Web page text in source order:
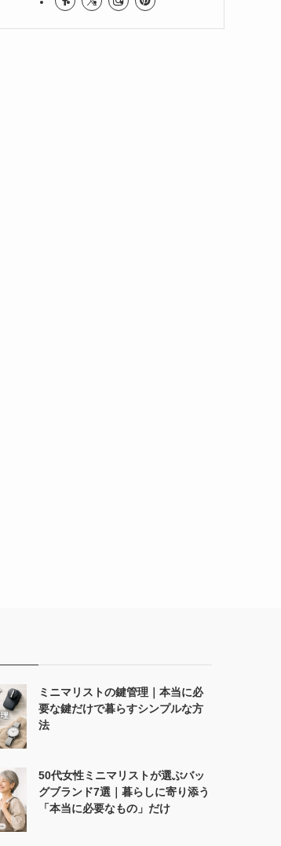
ミニマリストの鍵管理｜本当に必
要な鍵だけで暮らすシンプルな方
法
50代女性ミニマリストが選ぶバッ
グブランド7選｜暮らしに寄り添う
「本当に必要なもの」だけ